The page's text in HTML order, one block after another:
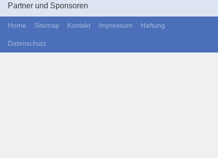
Partner und Sponsoren
Home Sitemap Kontakt Impressum Haftung
Datenschutz